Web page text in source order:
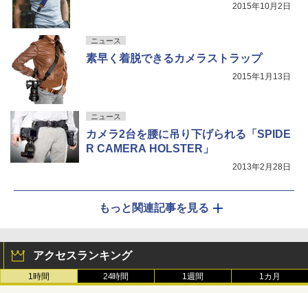
2015年10月2日
ニュース
素早く着脱できるカメラストラップ
2015年1月13日
ニュース
カメラ2台を腰に吊り下げられる「SPIDE
R CAMERA HOLSTER」
2013年2月28日
もっと関連記事を見る
アクセスランキング
1時間 24時間 1週間 1カ月